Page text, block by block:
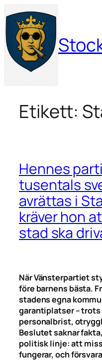
Hoppa
till
innehåll
Etikett:
Hennes
tusentals
avrättas i
kräver hon
stad ska
När Vänsterpartiet
före barnens bästa.
stadens egna
garantiplatser –
personalbrist,
Beslutet saknar
politisk linje: att
fungerar, och